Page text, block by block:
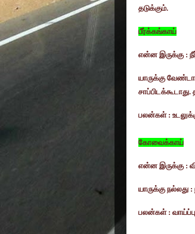
தடுக்கும்.
பீர்க்கங்காய்
என்ன இருக்கு :
யாருக்கு
பலன்கள் :
கோவைக்காய்
என்ன இருக்கு :
யாருக்கு நல்லது :
பலன்கள் :